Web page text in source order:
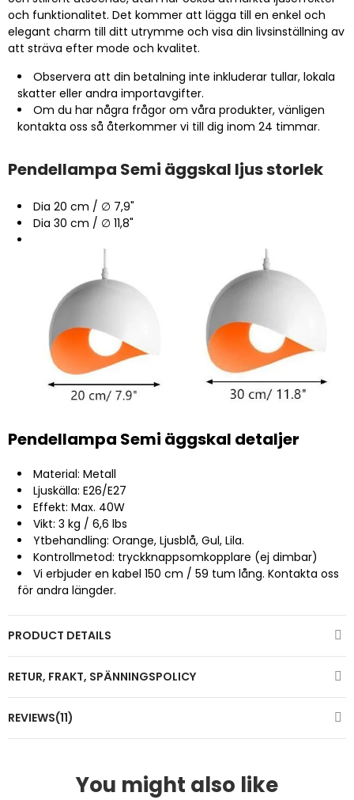
och funktionalitet. Det kommer att lägga till en enkel och
elegant charm till ditt utrymme och visa din livsinställning av
att sträva efter mode och kvalitet.
Observera att din betalning inte inkluderar tullar, lokala
skatter eller andra importavgifter.
Om du har några frågor om våra produkter, vänligen
kontakta oss så återkommer vi till dig inom 24 timmar.
Pendellampa Semi äggskal ljus storlek
Dia 20 cm / ∅ 7,9"
Dia 30 cm / ∅ 11,8"
Pendellampa Semi äggskal detaljer
Material: Metall
Ljuskälla: E26/E27
Effekt: Max. 40W
Vikt: 3 kg / 6,6 lbs
Ytbehandling: Orange, Ljusblå, Gul, Lila.
Kontrollmetod: tryckknappsomkopplare (ej dimbar)
Vi erbjuder en kabel 150 cm / 59 tum lång. Kontakta oss
för andra längder.
PRODUCT DETAILS
RETUR, FRAKT, SPÄNNINGSPOLICY
REVIEWS(11)
You might also like